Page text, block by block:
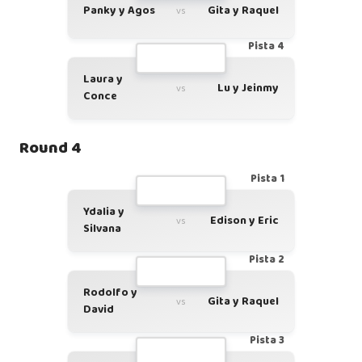
Panky y Agos vs Gita y Raquel
Pista 4
Laura y
Conce
vs Lu y Jeinmy
Round 4
Pista 1
Ydalia y
Silvana
vs Edison y Eric
Pista 2
Rodolfo y
David
vs Gita y Raquel
Pista 3